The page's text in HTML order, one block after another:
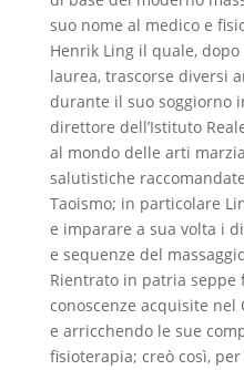
suo nome al medico e
Henrik Ling il quale,
laurea, trascorse diversi
durante il suo soggiorno
direttore dell’Istituto
al mondo delle arti
salutistiche
Taoismo; in particolare
e imparare a sua volta i
e sequenze del
Rientrato in patria seppe
conoscenze acquisite
e arricchendo le sue
fisioterapia; creò così,